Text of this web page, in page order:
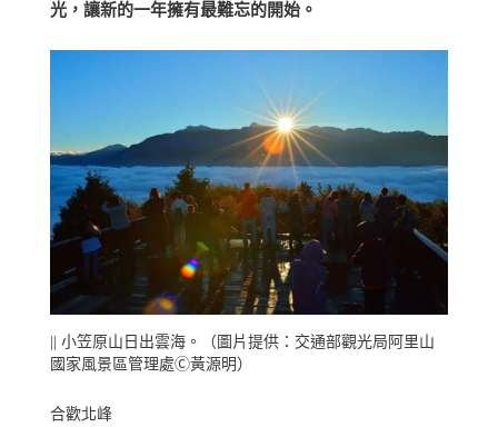
光，讓新的一年擁有最難忘的開始。
|| 小笠原山日出雲海。（圖片提供：交通部觀光局阿里山
國家風景區管理處Ⓒ黃源明）
合歡北峰